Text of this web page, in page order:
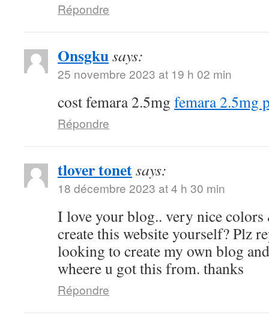
Répondre
Onsgkusays:
25 novembre 2023 at 19 h 02 min
cost femara 2.5mg femara 2.5mg
Répondre
tlover tonetsays:
18 décembre 2023 at 4 h 30 min
I love your blog.. very nice
create this website yourself? Plz
looking to create my own blog
wheere u got this from. thanks
Répondre